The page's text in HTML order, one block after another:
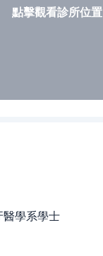
點擊觀看診所位置
醫學系學士